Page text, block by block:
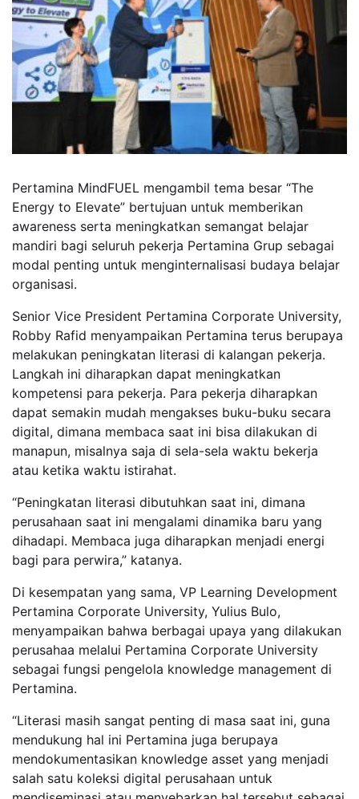
Pertamina MindFUEL mengambil tema besar “The
Energy to Elevate” bertujuan untuk memberikan
awareness serta meningkatkan semangat belajar
mandiri bagi seluruh pekerja Pertamina Grup sebagai
modal penting untuk menginternalisasi budaya belajar
organisasi.
Senior Vice President Pertamina Corporate University,
Robby Rafid menyampaikan Pertamina terus berupaya
melakukan peningkatan literasi di kalangan pekerja.
Langkah ini diharapkan dapat meningkatkan
kompetensi para pekerja. Para pekerja diharapkan
dapat semakin mudah mengakses buku-buku secara
digital, dimana membaca saat ini bisa dilakukan di
manapun, misalnya saja di sela-sela waktu bekerja
atau ketika waktu istirahat.
“Peningkatan literasi dibutuhkan saat ini, dimana
perusahaan saat ini mengalami dinamika baru yang
dihadapi. Membaca juga diharapkan menjadi energi
bagi para perwira,” katanya.
Di kesempatan yang sama, VP Learning Development
Pertamina Corporate University, Yulius Bulo,
menyampaikan bahwa berbagai upaya yang dilakukan
perusahaa melalui Pertamina Corporate University
sebagai fungsi pengelola knowledge management di
Pertamina.
“Literasi masih sangat penting di masa saat ini, guna
mendukung hal ini Pertamina juga berupaya
mendokumentasikan knowledge asset yang menjadi
salah satu koleksi digital perusahaan untuk